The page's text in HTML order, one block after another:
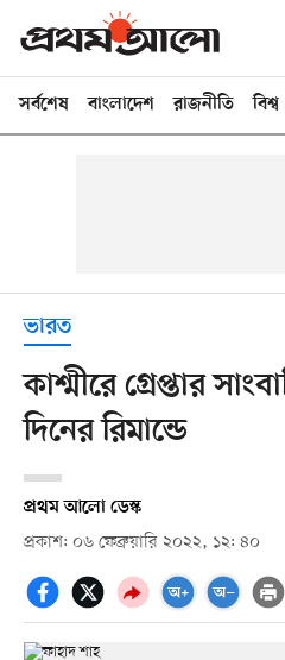
সর্বশেষ বাংলাদেশ রাজনীতি বিশ্ব
ভারত
কাশ্মীরে গ্রেপ্তার
দিনের রিমান্ডে
প্রথম আলো ডেস্ক
প্রকাশ: ০৬ ফেব্রুয়ারি ২০২২, ১২: ৪০